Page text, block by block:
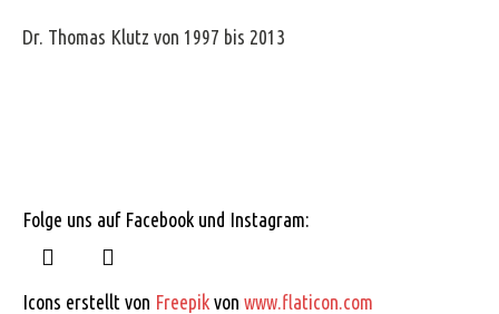
Dr. Thomas Klutz von 1997 bis 2013
Folge uns auf Facebook und Instagram:
Icons erstellt von Freepik von www.flaticon.com